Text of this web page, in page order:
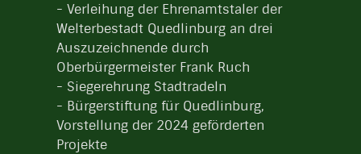
- Verleihung der Ehrenamtstaler der
Welterbestadt Quedlinburg an drei
Auszuzeichnende durch
Oberbürgermeister Frank Ruch
- Siegerehrung Stadtradeln
- Bürgerstiftung für Quedlinburg,
Vorstellung der 2024 geförderten
Projekte